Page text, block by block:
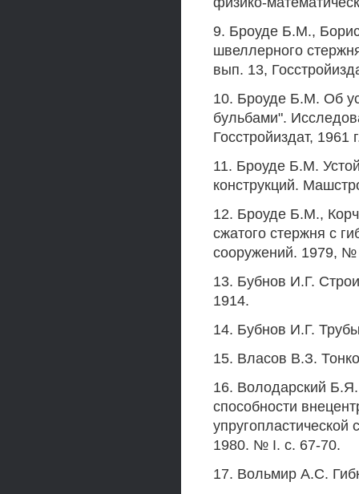
9. Броуде Б.М.,
швеллерного
вып. 13,
10. Броуде Б.М. Об
бульбами".
Госстройиздат, 1961
11. Броуде Б.М.
конструкций.
12. Броуде Б.М.,
сжатого стержня с
сооружений. 1979, №
13. Бубнов И.Г.
1914.
14. Бубнов И.Г.
15. Власов В.З.
16. Володарский
способности
упругопластической
1980. № I. с. 67-70.
17. Вольмир А.С.